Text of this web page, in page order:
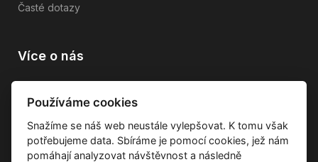
Časté dotazy
Více o nás
Průvodce tkaninami
Kontakty
Používáme cookies
Snažíme se náš web neustále vylepšovat. K tomu však
potřebujeme data. Sbíráme je pomocí cookies, jež nám
pomáhají analyzovat návštěvnost a následně